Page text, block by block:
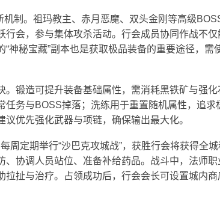
制。祖玛教主、赤月恶魔、双头金刚等高级
会，参与集体攻杀活动。行会成员协同作战不
神秘宝藏”副本也是获取极品装备的重要途径，需
锻造可提升装备基础属性，需消耗黑铁矿与强化
务与BOSS掉落；洗练用于重置随机属性，追求
优先强化武器与项链，确保输出最大化。
周定期举行“沙巴克攻城战”，获胜行会将获得全
协调人员站位、准备补给药品。战斗中，法师
扯与治疗。占领成功后，行会会长可设置城内